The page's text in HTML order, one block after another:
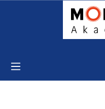
Zum Hauptinhalt springen